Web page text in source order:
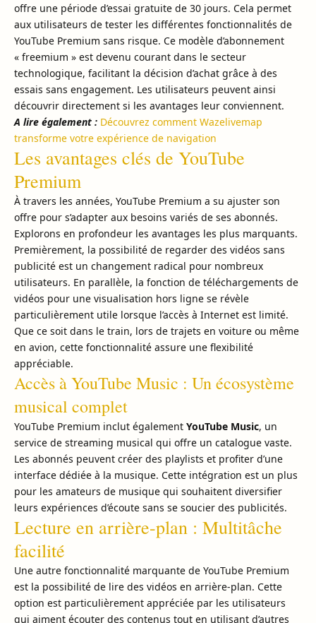
offre une période d’essai gratuite de 30 jours. Cela permet
aux utilisateurs de tester les différentes fonctionnalités de
YouTube Premium sans risque. Ce modèle d’abonnement
« freemium » est devenu courant dans le secteur
technologique, facilitant la décision d’achat grâce à des
essais sans engagement. Les utilisateurs peuvent ainsi
découvrir directement si les avantages leur conviennent.
A lire également : Découvrez comment Wazelivemap
transforme votre expérience de navigation
Les avantages clés de YouTube
Premium
À travers les années, YouTube Premium a su ajuster son
offre pour s’adapter aux besoins variés de ses abonnés.
Explorons en profondeur les avantages les plus marquants.
Premièrement, la possibilité de regarder des vidéos sans
publicité est un changement radical pour nombreux
utilisateurs. En parallèle, la fonction de téléchargements de
vidéos pour une visualisation hors ligne se révèle
particulièrement utile lorsque l’accès à Internet est limité.
Que ce soit dans le train, lors de trajets en voiture ou même
en avion, cette fonctionnalité assure une flexibilité
appréciable.
Accès à YouTube Music : Un écosystème
musical complet
YouTube Premium inclut également YouTube Music, un
service de streaming musical qui offre un catalogue vaste.
Les abonnés peuvent créer des playlists et profiter d’une
interface dédiée à la musique. Cette intégration est un plus
pour les amateurs de musique qui souhaitent diversifier
leurs expériences d’écoute sans se soucier des publicités.
Lecture en arrière-plan : Multitâche
facilité
Une autre fonctionnalité marquante de YouTube Premium
est la possibilité de lire des vidéos en arrière-plan. Cette
option est particulièrement appréciée par les utilisateurs
qui aiment écouter des contenus tout en utilisant d’autres